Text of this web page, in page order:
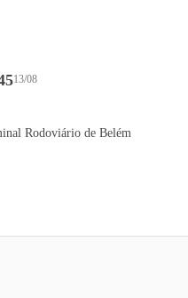
13/08
Rodoviário de Belém